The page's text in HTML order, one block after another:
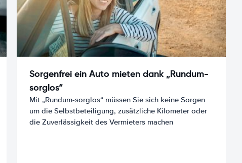
Sorgenfrei ein Auto mieten dank „Rundum-
sorglos“
Mit „Rundum-sorglos“ müssen Sie sich keine Sorgen
um die Selbstbeteiligung, zusätzliche Kilometer oder
die Zuverlässigkeit des Vermieters machen